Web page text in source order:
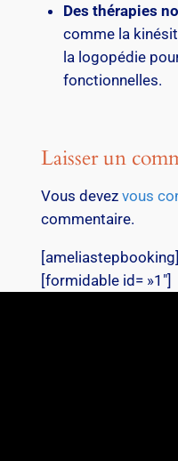
Des thérapies
comme la
la logopédie
fonctionnelles.
Laisser un
Vous devez vous
commentaire.
[ameliastepbooking]
[formidable id= »1″]